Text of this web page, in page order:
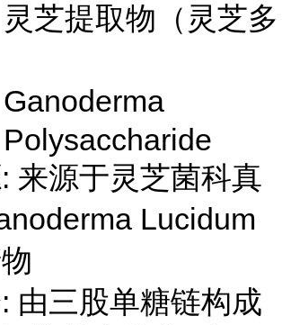
芝提取物（灵芝多
来源于灵芝菌科真
Lucidum
由三股单糖链构成